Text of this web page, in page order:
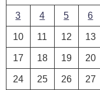
3 4 5 6
10 11 12 13
17 18 19 20
24 25 26 27